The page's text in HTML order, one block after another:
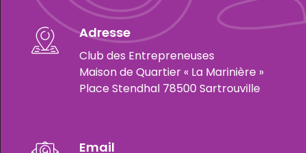
Adresse
Club des Entrepreneuses
Maison de Quartier « La Marinière »
Place Stendhal 78500 Sartrouville
Email